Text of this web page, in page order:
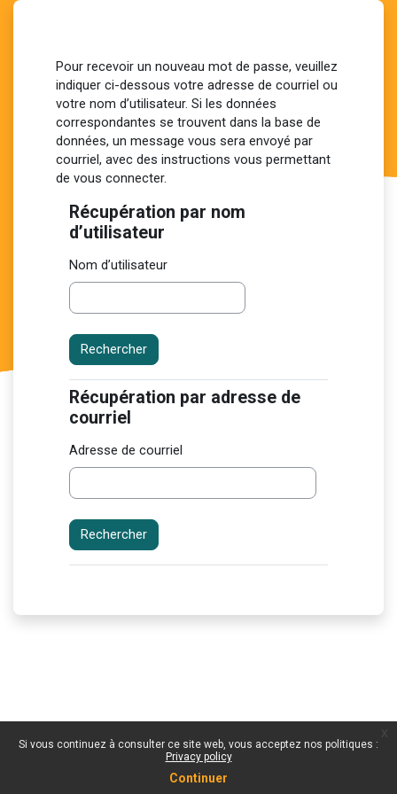
Passer au contenu principal
Si vous continuez à consulter ce site web, vous acceptez nos politiques :
Privacy policy
Continuer
Pour recevoir un nouveau mot de passe, veuillez
indiquer ci-dessous votre adresse de courriel ou
votre nom d’utilisateur. Si les données
correspondantes se trouvent dans la base de
données, un message vous sera envoyé par
courriel, avec des instructions vous permettant
de vous connecter.
Récupération par nom d’utilisateur
Récupération par nom
d’utilisateur
Nom d’utilisateur
Récupération par adresse de courriel
Récupération par adresse de
courriel
Adresse de courriel